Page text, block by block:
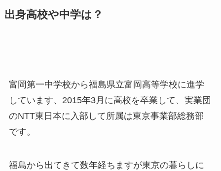
出身高校や中学は？
富岡第一中学校から福島県立富岡高等学校に進学
しています、2015年3月に高校を卒業して、実業団
のNTT東日本に入部して所属は東京事業部総務部
です。
福島から出てきて数年経ちますが東京の暮らしに